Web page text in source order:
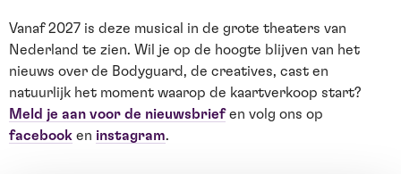
Vanaf 2027 is deze musical in de grote theaters van
Nederland te zien. Wil je op de hoogte blijven van het
nieuws over de Bodyguard, de creatives, cast en
natuurlijk het moment waarop de kaartverkoop start?
Meld je aan voor de nieuwsbriefen volg ons op
facebook en instagram.